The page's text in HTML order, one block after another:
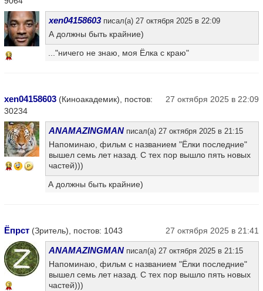
13
xen04158603писал(а) 27 октября 2025 в 22:09
А должны быть крайние)
..."ничего не знаю, моя Ёлка с краю"
xen04158603 (Киноакадемик), постов:
30234
27 октября 2025 в 22:09
15
ANAMAZINGMAN писал(а) 27 октября 2025 в 21:15
Напоминаю, фильм с названием "Ёлки последние"
вышел семь лет назад. С тех пор вышло пять новых
частей)))
А должны быть крайние)
Ёпрcт (Зритель), постов: 1043 27 октября 2025 в 21:41
7
ANAMAZINGMAN писал(а) 27 октября 2025 в 21:15
Напоминаю, фильм с названием "Ёлки последние"
вышел семь лет назад. С тех пор вышло пять новых
частей)))